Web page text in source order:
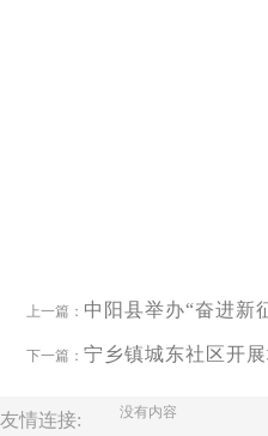
上一篇： 中阳县举办“奋进新
下一篇： 宁乡镇城东社区开
友情连接: 没有内容